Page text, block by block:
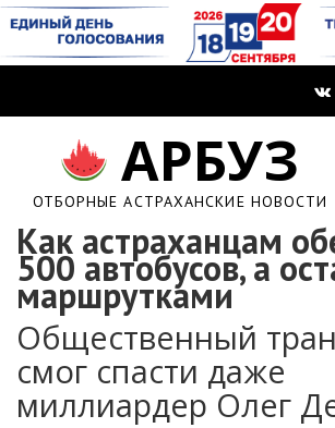
АРБУЗ
ОТБОРНЫЕ АСТРАХАНСКИЕ НОВОСТИ
Как астраханцам
500 автобусов, а
маршрутками
Общественный
смог спасти даже
миллиардер Олег